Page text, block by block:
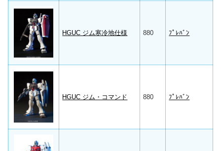
HGUC ジム寒冷地仕様 880 ﾌﾟﾚﾊﾞﾝ
HGUC ジム・コマンド 880 ﾌﾟﾚﾊﾞﾝ